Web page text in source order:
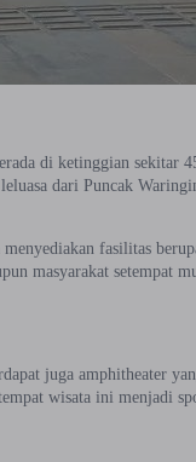
di ketinggian sekitar
dari Puncak
fasilitas
masyarakat setempat
juga amphitheater
wisata ini menjadi